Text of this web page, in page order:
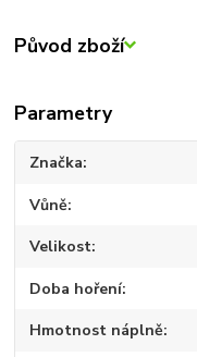
Původ zboží
Parametry
Značka
Vůně
Velikost
Doba hoření
Hmotnost náplně